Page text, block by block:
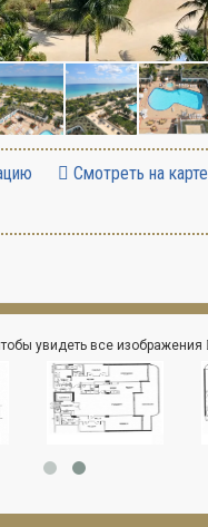
Смотреть на карте
увидеть все изображения